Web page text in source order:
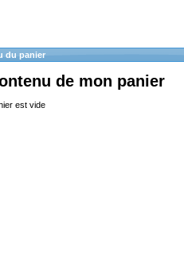
du panier
de mon panier
est vide